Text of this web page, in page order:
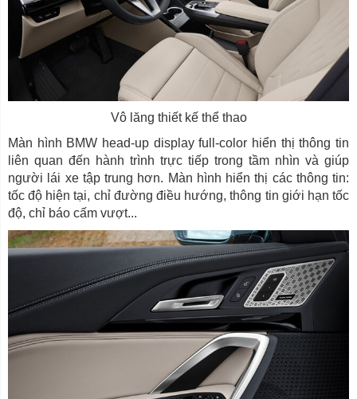
Vô lăng thiết kế thể thao
Màn hình BMW head-up display full-color hiển thị thông tin
liên quan đến hành trình trực tiếp trong tầm nhìn và giúp
người lái xe tập trung hơn. Màn hình hiển thị các thông tin:
tốc độ hiện tại, chỉ đường điều hướng, thông tin giới hạn tốc
độ, chỉ báo cấm vượt...